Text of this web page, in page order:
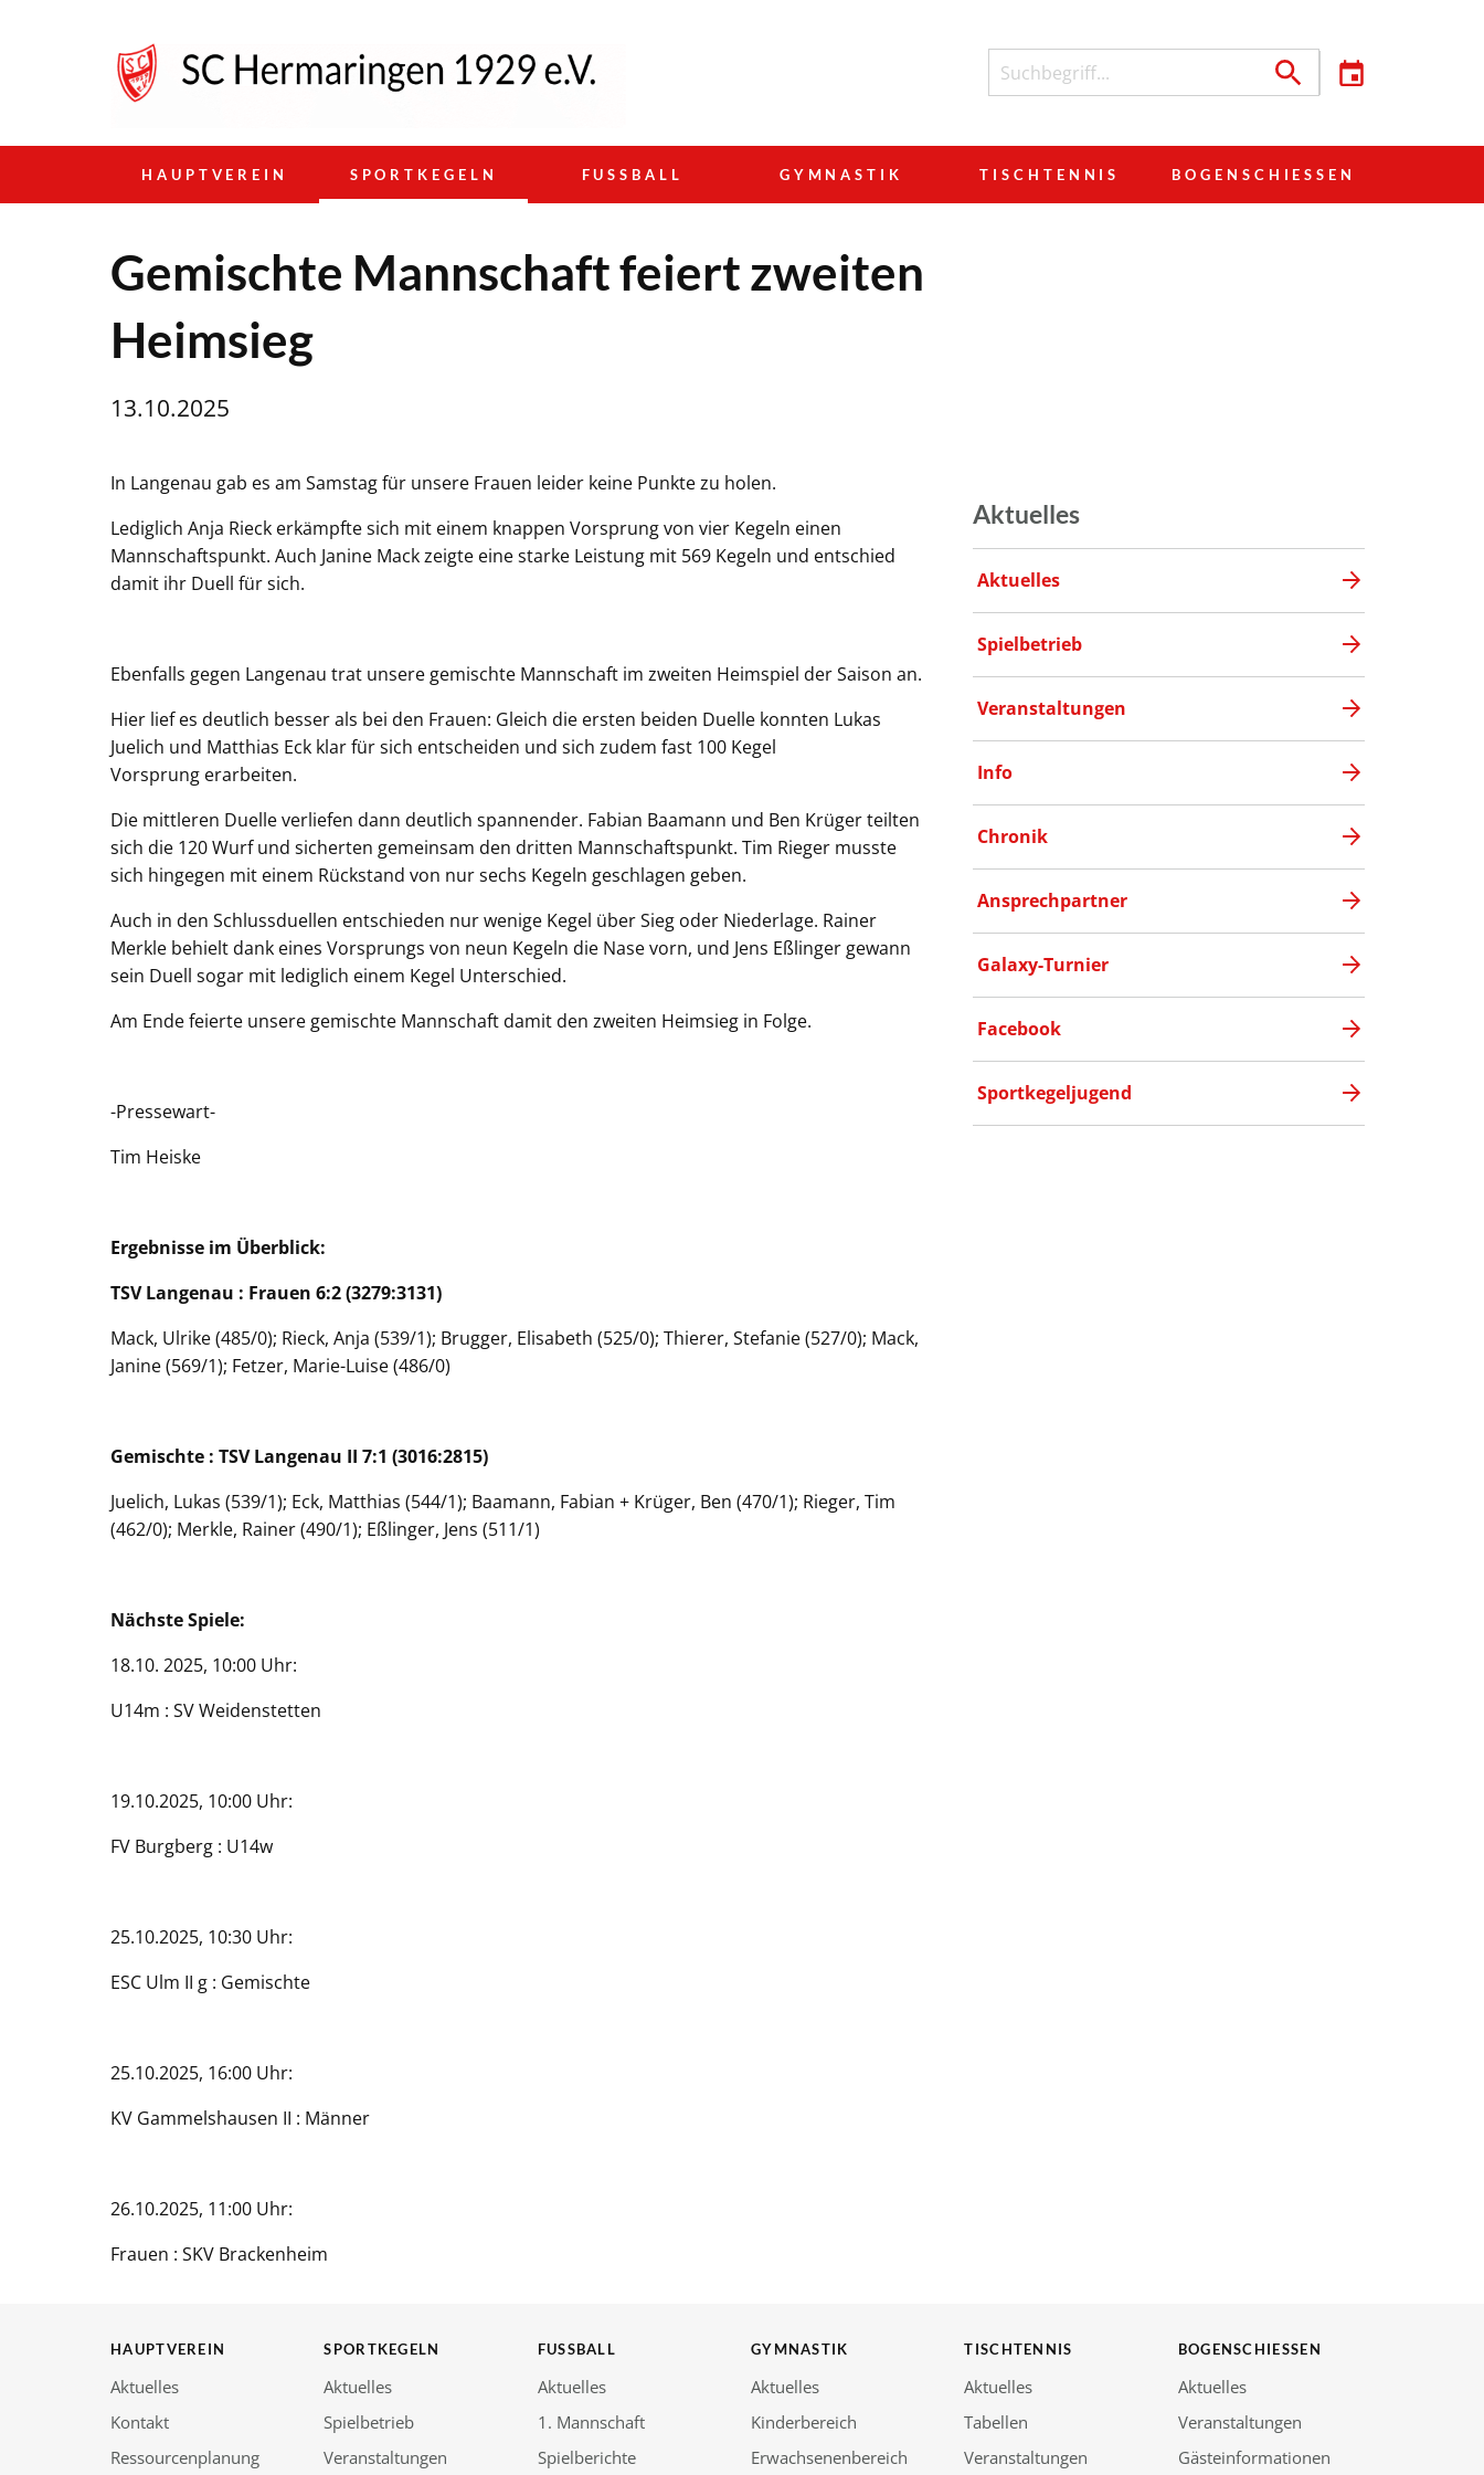
HAUPTVEREIN SPORTKEGELN FUSSBALL GYMNASTIK TISCHTENNIS BOGENSCHIESSEN
Gemischte Mannschaft feiert zweiten
Heimsieg
13.10.2025
In Langenau gab es am Samstag für unsere Frauen leider keine Punkte zu holen.
Lediglich Anja Rieck erkämpfte sich mit einem knappen Vorsprung von vier Kegeln einen
Mannschaftspunkt. Auch Janine Mack zeigte eine starke Leistung mit 569 Kegeln und entschied
damit ihr Duell für sich.
Ebenfalls gegen Langenau trat unsere gemischte Mannschaft im zweiten Heimspiel der Saison an.
Hier lief es deutlich besser als bei den Frauen: Gleich die ersten beiden Duelle konnten Lukas
Juelich und Matthias Eck klar für sich entscheiden und sich zudem fast 100 Kegel
Vorsprung erarbeiten.
Die mittleren Duelle verliefen dann deutlich spannender. Fabian Baamann und Ben Krüger teilten
sich die 120 Wurf und sicherten gemeinsam den dritten Mannschaftspunkt. Tim Rieger musste
sich hingegen mit einem Rückstand von nur sechs Kegeln geschlagen geben.
Auch in den Schlussduellen entschieden nur wenige Kegel über Sieg oder Niederlage. Rainer
Merkle behielt dank eines Vorsprungs von neun Kegeln die Nase vorn, und Jens Eßlinger gewann
sein Duell sogar mit lediglich einem Kegel Unterschied.
Am Ende feierte unsere gemischte Mannschaft damit den zweiten Heimsieg in Folge.
-Pressewart-
Tim Heiske
Ergebnisse im Überblick:
TSV Langenau : Frauen 6:2 (3279:3131)
Mack, Ulrike (485/0); Rieck, Anja (539/1); Brugger, Elisabeth (525/0); Thierer, Stefanie (527/0); Mack,
Janine (569/1); Fetzer, Marie-Luise (486/0)
Gemischte : TSV Langenau II 7:1 (3016:2815)
Juelich, Lukas (539/1); Eck, Matthias (544/1); Baamann, Fabian + Krüger, Ben (470/1); Rieger, Tim
(462/0); Merkle, Rainer (490/1); Eßlinger, Jens (511/1)
Nächste Spiele:
18.10. 2025, 10:00 Uhr:
U14m : SV Weidenstetten
19.10.2025, 10:00 Uhr:
FV Burgberg : U14w
25.10.2025, 10:30 Uhr:
ESC Ulm II g : Gemischte
25.10.2025, 16:00 Uhr:
KV Gammelshausen II : Männer
26.10.2025, 11:00 Uhr:
Frauen : SKV Brackenheim
Aktuelles
Aktuelles
Spielbetrieb
Veranstaltungen
Info
Chronik
Ansprechpartner
Galaxy-Turnier
Facebook
Sportkegeljugend
HAUPTVEREIN
Aktuelles
Kontakt
Ressourcenplanung
SPORTKEGELN
Aktuelles
Spielbetrieb
Veranstaltungen
FUSSBALL
Aktuelles
1. Mannschaft
Spielberichte
GYMNASTIK
Aktuelles
Kinderbereich
Erwachsenenbereich
TISCHTENNIS
Aktuelles
Tabellen
Veranstaltungen
BOGENSCHIESSEN
Aktuelles
Veranstaltungen
Gästeinformationen